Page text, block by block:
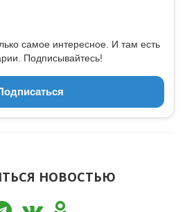
самое интересное. И там есть
Подписывайтесь!
НОВОСТЬЮ